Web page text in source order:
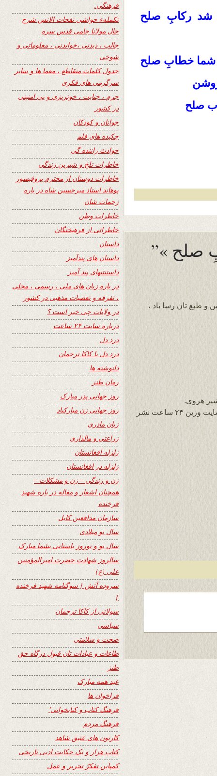
شد رکابِ صلح
شما خطابِ صلح
صلح
و طبع تان رسا باد ،
هروی.
نهایت از لطف شما که قصیده اینجانب را در سایت وزین ۲۴ ساعت نشر
فرهنگی.
تکملهء حواشی نفحات الانس شرح
حال مولانا جامی قدس سره
جالب ، دیدنی ،خواندنی ، معلوماتی و
شوخی
جدول کلمات متقاطع ، معما ها و سایر
سرگرمی های فکری
جرم ، جنایت ، خونریزی و بی امنیتی
در کشور
جوانان و کودکان
چکیده های قلم
حوادث راننده گی
خاطرات تلخ و شیرین زندگی
خاطرات دوستان از محترم پروفیسور
پوهاند استاد میرحسین شاه در باره
زحمات شان
خاطرات وطن
خاطراتی از فرهیختگان
داستان
داستان های پندآمیز
داستنتنهای پند آمیز
در باره زبان های ملی ، رسمی ، محلی
، تفرقه و تعصبات مذهبی در کشور
در ولایات چی خبر است ؟
درباره سایت ۲۴ ساعت
درد دل
درد دل با کاکا ترجمان
دلنوشته ها
رمان طنز
روز جهانی پدر مبارک
روز جهانی زن مبارکباد
زبان مادری
زراعتی و مالداری
زلزله افغانستان
زلزله در افغانستان
زن و زندگی – زن و مشکلات –
همچنان اشعار و مقاله در باره شهید
فرخنده
سازمان مدافعین کابل
سال نو میلادی
سال نو و نوروز باستانی بشما مبارک
سالروز شهادت حضرت امیرالمؤمنین
علی (ع)
سروده آتش { سوگنامه شهید فرخنده
}
سولاتی از کاکا ترجمان
سیاسی
صحت و سلامتی
طاعات و عبادات تان قبول درگاه حق
طنز
عید همه مبارک
فراخوان ها
فرهنگ کتاب و کتابخوانی٬
فرهنگ مردم
کارتون های عتیق شاهد
کتاب هزار و یک حکایت ادبی تاریخی
کمپاین تفکرُ تحریر و عمل